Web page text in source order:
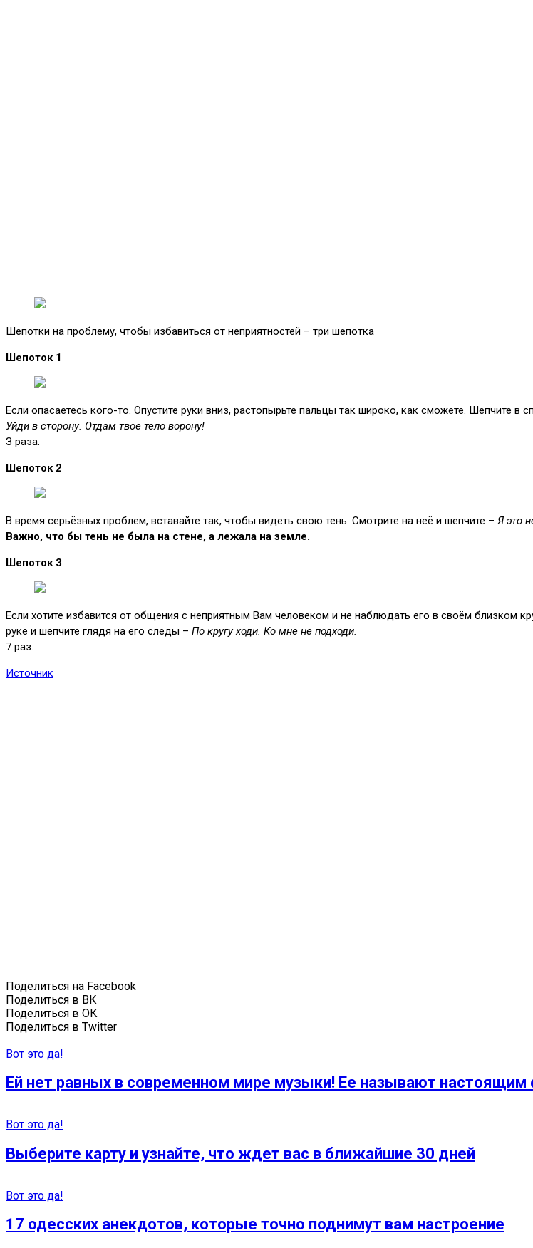
Шепотки на проблему, чтобы избавиться от неприятностей – три шепотка
Шепоток 1
Если опасаетесь кого-то. Опустите руки вниз, растопырьте пальцы так широко, как сможете. Шепчите в
Уйди в сторону. Отдам твоё тело ворону!
З раза.
Шепоток 2
В время серьёзных проблем, вставайте так, чтобы видеть свою тень. Смотрите на неё и шепчите – Я это
Важно, что бы тень не была на стене, а лежала на земле.
Шепоток 3
Если хотите избавится от общения с неприятным Вам человеком и не наблюдать его в своём близком
руке и шепчите глядя на его следы – По кругу ходи. Ко мне не подходи.
7 раз.
Источник
Поделиться на Facebook
Поделиться в ВК
Поделиться в ОК
Поделиться в Twitter
Вот это да!
Ей нет равных в современном мире музыки! Ее называют
Вот это да!
Выберите карту и узнайте, что ждет вас в ближайшие 30 дней
Вот это да!
17 одесских анекдотов, которые точно поднимут вам настроение